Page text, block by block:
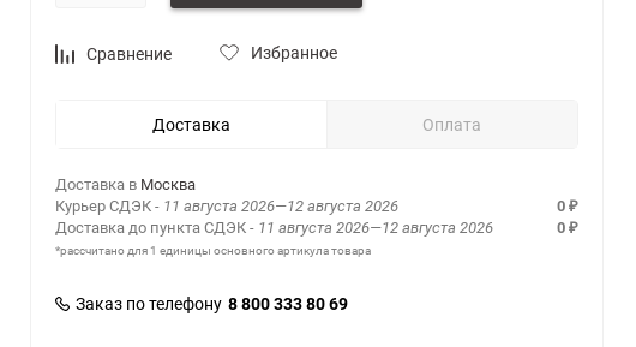
Сравнение Избранное
Доставка Оплата
Доставка в Москва
Курьер СДЭК- 11 августа 2026—12 августа 2026 0 ₽
Доставка до пункта СДЭК- 11 августа 2026—12 августа 2026 0 ₽
*рассчитано для 1 единицы основного артикула товара
Заказ по телефону 8 800 333 80 69